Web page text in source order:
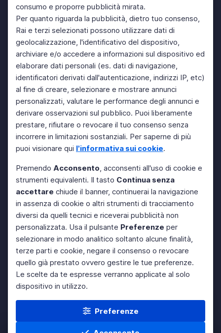
consumo e proporre pubblicità mirata.
Per quanto riguarda la pubblicità, dietro tuo consenso,
Rai e terzi selezionati possono utilizzare dati di
geolocalizzazione, l'identificativo del dispositivo,
archiviare e/o accedere a informazioni sul dispositivo ed
elaborare dati personali (es. dati di navigazione,
identificatori derivati dall'autenticazione, indirizzi IP, etc)
al fine di creare, selezionare e mostrare annunci
personalizzati, valutare le performance degli annunci e
derivare osservazioni sul pubblico. Puoi liberamente
prestare, rifiutare o revocare il tuo consenso senza
incorrere in limitazioni sostanziali. Per saperne di più
puoi visionare qui l'informativa sui cookie.
Premendo Acconsento, acconsenti all'uso di cookie e
strumenti equivalenti. Il tasto Continua senza
accettare chiude il banner, continuerai la navigazione
in assenza di cookie o altri strumenti di tracciamento
diversi da quelli tecnici e riceverai pubblicità non
personalizzata. Usa il pulsante Preferenze per
selezionare in modo analitico soltanto alcune finalità,
terze parti e cookie, negare il consenso o revocare
quello già prestato ovvero gestire le tue preferenze.
Le scelte da te espresse verranno applicate al solo
dispositivo in utilizzo.
Preferenze